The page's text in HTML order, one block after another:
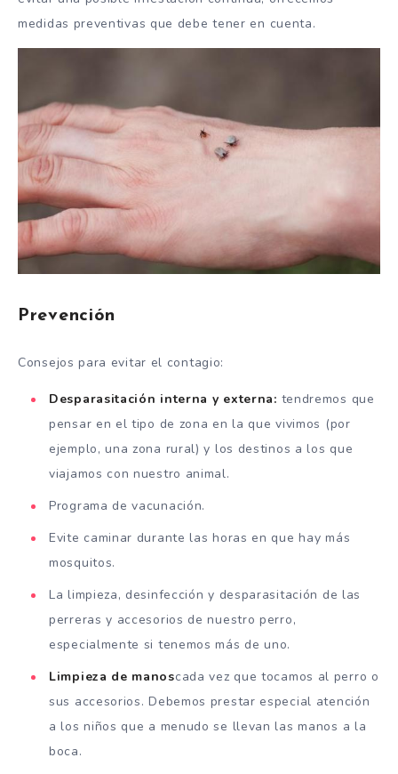
medidas preventivas que debe tener en cuenta.
Prevención
Consejos para evitar el contagio:
Desparasitación interna y externa: tendremos que
pensar en el tipo de zona en la que vivimos (por
ejemplo, una zona rural) y los destinos a los que
viajamos con nuestro animal.
Programa de vacunación.
Evite caminar durante las horas en que hay más
mosquitos.
La limpieza, desinfección y desparasitación de las
perreras y accesorios de nuestro perro,
especialmente si tenemos más de uno.
Limpieza de manoscada vez que tocamos al perro o
sus accesorios. Debemos prestar especial atención
a los niños que a menudo se llevan las manos a la
boca.